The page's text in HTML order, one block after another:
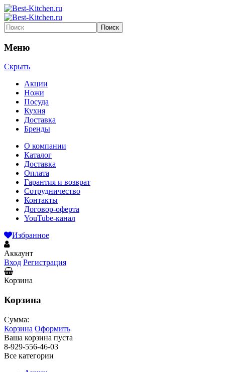
Меню
Скрыть
Акции
Ножи
Посуда
Кухня
Доставка
Бренды
О компании
Каталог
Доставка
Оплата
Гарантия и возврат
Сотрудничество
Контакты
Договор-оферта
YouTube-канал
Избранное
Аккаунт
Вход Регистрация
Корзина
Корзина
Сумма:
Корзина Оформить
Ваша корзина пуста
8-929-556-46-03
Все категории